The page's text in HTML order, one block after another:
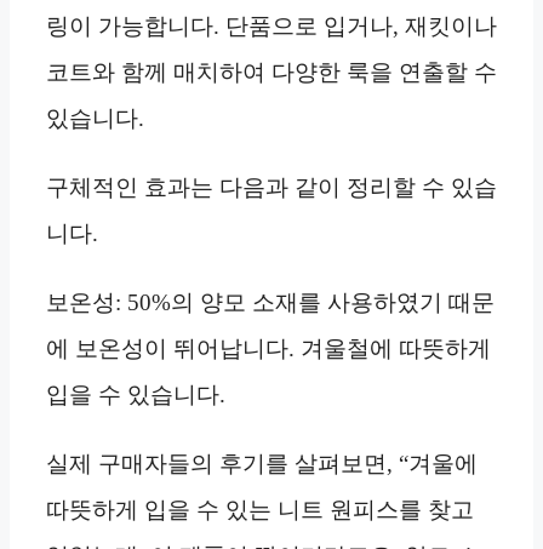
링이 가능합니다. 단품으로 입거나, 재킷이나
코트와 함께 매치하여 다양한 룩을 연출할 수
있습니다.
구체적인 효과는 다음과 같이 정리할 수 있습
니다.
보온성: 50%의 양모 소재를 사용하였기 때문
에 보온성이 뛰어납니다. 겨울철에 따뜻하게
입을 수 있습니다.
실제 구매자들의 후기를 살펴보면, “겨울에
따뜻하게 입을 수 있는 니트 원피스를 찾고